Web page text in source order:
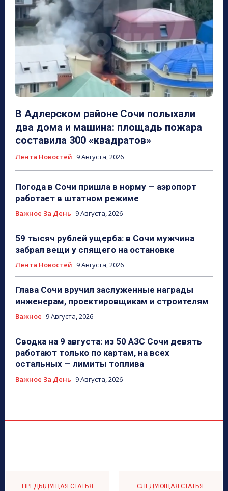
В Адлерском районе Сочи полыхали
два дома и машина: площадь пожара
составила 300 «квадратов»
Лента Новостей 9 Августа, 2026
Погода в Сочи пришла в норму — аэропорт
работает в штатном режиме
Важное За День 9 Августа, 2026
59 тысяч рублей ущерба: в Сочи мужчина
забрал вещи у спящего на остановке
Лента Новостей 9 Августа, 2026
Глава Сочи вручил заслуженные награды
инженерам, проектировщикам и строителям
Важное 9 Августа, 2026
Сводка на 9 августа: из 50 АЗС Сочи девять
работают только по картам, на всех
остальных — лимиты топлива
Важное За День 9 Августа, 2026
ПРЕДЫДУЩАЯ СТАТЬЯ СЛЕДУЮЩАЯ СТАТЬЯ